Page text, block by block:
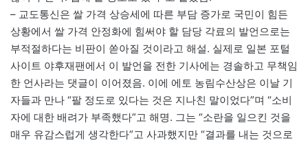
– 교도통신은 쌀 가격 상승세에 따른 부담 증가로 국민이 힘든
상황에서 쌀 가격 안정화에 힘써야 할 담당 각료의 발언으로는
부적절하다는 비판이 쏟아질 것이라고 해설. 실제로 일본 포털
사이트 야후재팬에서 이 발언을 전한 기사에는 경솔하고 무책임
한 언사라는 댓글이 이어졌음. 이에 에토 농림수산상은 이날 기
자들과 만나 “팔 정도로 있다는 것은 지나친 말이었다”며 “소비
자에 대한 배려가 부족했다”고 해명. 그는 “소란을 일으킨 것을
매우 유감스럽게 생각한다”고 사과했지만 “결과를 내는 것으로